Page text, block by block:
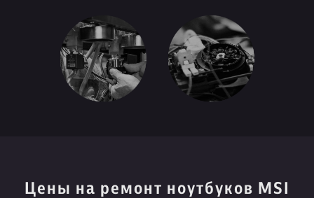
Цены на ремонт ноутбуков MSI